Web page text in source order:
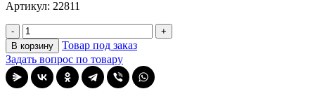
Артикул: 22811
-
+
В корзину
Товар под заказ
Задать вопрос по товару